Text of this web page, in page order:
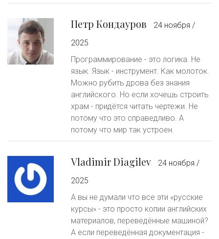
Петр Кондауров
24 ноября /
2025
Программирование - это логика. Не
язык. Язык - инструмент. Как молоток.
Можно рубить дрова без знания
английского. Но если хочешь строить
храм - придётся читать чертежи. Не
потому что это справедливо. А
потому что мир так устроен.
Vladimir Diagilev
24 ноября /
2025
А вы не думали что все эти «русские
курсы» - это просто копии английских
материалов, переведённые машиной?
А если переведённая документация -